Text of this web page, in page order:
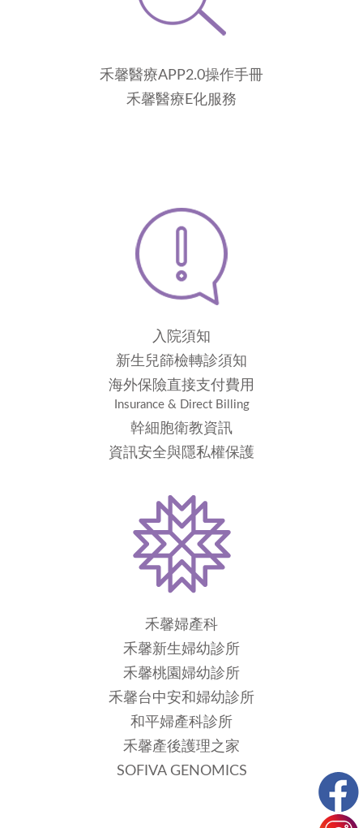
禾馨醫療APP2.0操作手冊
禾馨醫療E化服務
入院須知
新生兒篩檢轉診須知
海外保險直接支付費用
Insurance & Direct Billing
幹細胞衛教資訊
資訊安全與隱私權保護
禾馨婦產科
禾馨新生婦幼診所
禾馨桃園婦幼診所
禾馨台中安和婦幼診所
和平婦產科診所
禾馨產後護理之家
SOFIVA GENOMICS